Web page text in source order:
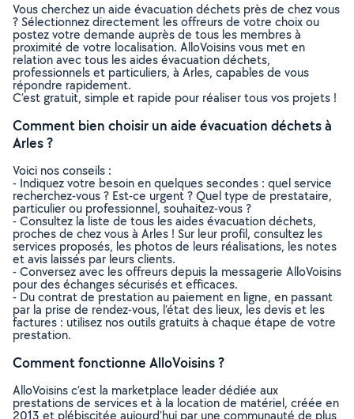
Vous cherchez un aide évacuation déchets près de chez vous
? Sélectionnez directement les offreurs de votre choix ou
postez votre demande auprès de tous les membres à
proximité de votre localisation. AlloVoisins vous met en
relation avec tous les aides évacuation déchets,
professionnels et particuliers, à Arles, capables de vous
répondre rapidement.
C’est gratuit, simple et rapide pour réaliser tous vos projets !
Comment bien choisir un aide évacuation déchets à
Arles ?
Voici nos conseils :
- Indiquez votre besoin en quelques secondes : quel service
recherchez-vous ? Est-ce urgent ? Quel type de prestataire,
particulier ou professionnel, souhaitez-vous ?
- Consultez la liste de tous les aides évacuation déchets,
proches de chez vous à Arles ! Sur leur profil, consultez les
services proposés, les photos de leurs réalisations, les notes
et avis laissés par leurs clients.
- Conversez avec les offreurs depuis la messagerie AlloVoisins
pour des échanges sécurisés et efficaces.
- Du contrat de prestation au paiement en ligne, en passant
par la prise de rendez-vous, l’état des lieux, les devis et les
factures : utilisez nos outils gratuits à chaque étape de votre
prestation.
Comment fonctionne AlloVoisins ?
AlloVoisins c’est la marketplace leader dédiée aux
prestations de services et à la location de matériel, créée en
2013 et plébiscitée aujourd’hui par une communauté de plus